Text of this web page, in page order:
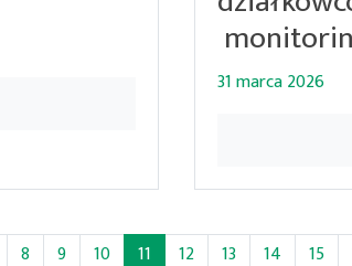
31 marca 2026
8 9 10 11 (bieżąca)
12 13 14 15